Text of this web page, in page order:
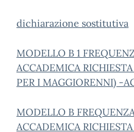
dichiarazione sostitutiva
MODELLO B 1
ACCADEMICA
PER I MAGGIORENNI) -
MODELLO B
ACCADEMICA